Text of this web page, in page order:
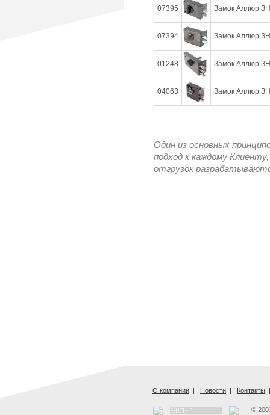
07395 Замок Аллюр
07394 Замок Аллюр
01248 Замок Аллюр
04063 Замок Аллюр
Один из основных
подход к каждому
отгрузок
О компании | Новости | Контакты |
©